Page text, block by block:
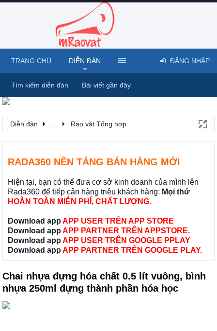
Diễn đàn Rao vặt Tổng hợp
RADA360 NỀN TẢNG BÁN HÀNG MỚI
Hiện tại, bạn có thể đưa cơ sở kinh doanh của mình lên
Rada360 để tiếp cận hàng triệu khách hàng: Mọi thứ
HOÀN TOÀN MIỄN PHÍ, CHẤT LƯỢNG.
Download app APP USER TRÊN APP STORE
Download app APP PARTNER TRÊN APPSTORE.
Download app APP USER TRÊN GOOGLE PPLAY
Download app APP PARTNER TRÊN GOOGLE PLAY.
Chai nhựa đựng hóa chất 0.5 lít vuông, bình
nhựa 250ml đựng thành phần hóa học
TRANG CHỦ DIỄN ĐÀN
Tìm kiếm diễn đàn Bài viết gần đây
ĐĂNG NHẬP